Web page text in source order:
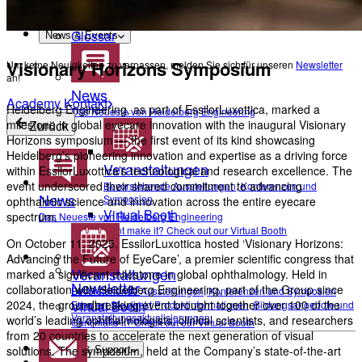
News & Events
News
Das Neueste von Heidelberg Engineering
Veranstaltungen
Bevorstehende Ausstellungen, Konferenzen und
Symposien
Virtual Booth
Cant make it? Check out our Virtual Booth
Newsletter
Erhalten Sie direkt Produktinformationen, Bildungsangebote und
Veranstaltungsaktualisierungen.
Service & Support
Augenerkrankungen
Glossar
Um keine Neuigkeiten zu verpassen, melden Sie sich für unseren Newsletter
an!
Academy Kontakt
Zurück
News
Das Neueste von Heidelberg Engineering
Veranstaltungen
Bevorstehende Ausstellungen, Konferenzen und Symposien
Virtual Booth
Cant make it? Check out our Virtual Booth
Visionary Horizons Symposium
Heidelberg Engineering, as part of EssilorLuxottica, marked a
milestone in global eyecare innovation with the inaugural Visionary
Horizons symposium — the first event of its kind showcasing
Heidelberg’s pioneering innovation and expertise as a driving force
within EssilorLuxottica’s technological and research excellence. The
event underscored their shared commitment to advancing
ophthalmic science and innovation across the entire eyecare
spectrum.
On October 11, 2025, EssilorLuxottica hosted ‘Visionary Horizons:
Advancing the Future of EyeCare’, a premier scientific congress that
marked a significant milestone in global ophthalmology. Held in
collaboration with Heidelberg Engineering, part of the Group since
2024, the groundbreaking event brought together over 100 of the
world’s leading ophthalmologists, clinical scientists, and researchers
from 20 countries to accelerate the next generation of visual
solutions. The symposium, held at the Company’s state-of-the-art